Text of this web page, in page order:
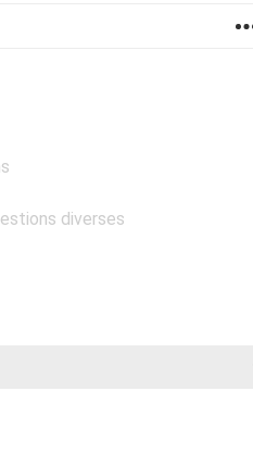
diverses